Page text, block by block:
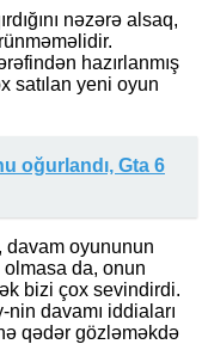
nəzərə alsaq,
hazırlanmış
satılan yeni oyun
oğurlandı, Gta 6
davam oyununun
da, onun
bizi çox sevindirdi.
nin davamı iddiaları
qədər gözləməkdə